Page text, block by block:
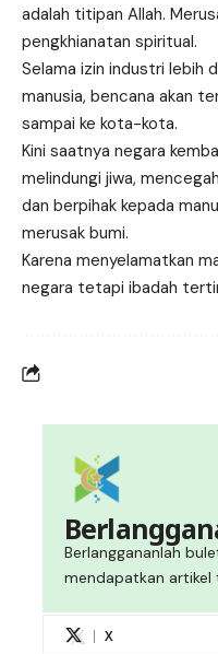
adalah titipan Allah.
pengkhianatan spiritual.
Selama izin industri lebih
manusia, bencana akan
sampai ke kota-kota.
Kini saatnya negara
melindungi jiwa,
dan berpihak kepada
merusak bumi.
Karena menyelamatkan
negara tetapi ibadah
Berlanggananlah
mendapatkan artikel
X